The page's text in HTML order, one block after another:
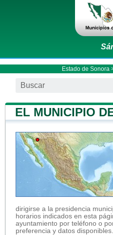
Estado de Sonora
EL MUNICIPIO
dirigirse a la presidencia
horarios indicados en esta
ayuntamiento por teléfono o
preferencia y datos disponibles.